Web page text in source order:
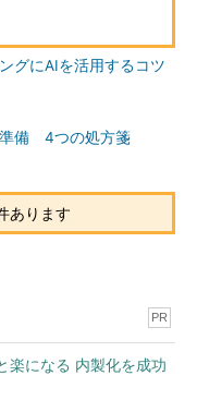
グにAIを活用するコツ
準備 4つの処方箋
あります
PR
楽になる 内製化を成功